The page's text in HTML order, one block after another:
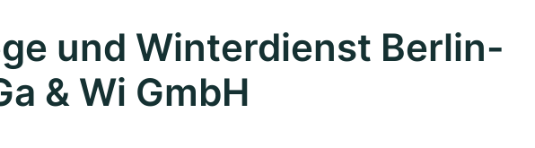
und Winterdienst Berlin-
& Wi GmbH